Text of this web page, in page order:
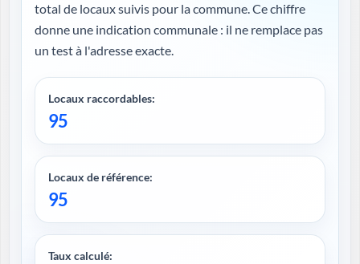
total de locaux suivis pour la commune. Ce chiffre
donne une indication communale : il ne remplace pas
un test à l'adresse exacte.
Locaux raccordables:
95
Locaux de référence:
95
Taux calculé: